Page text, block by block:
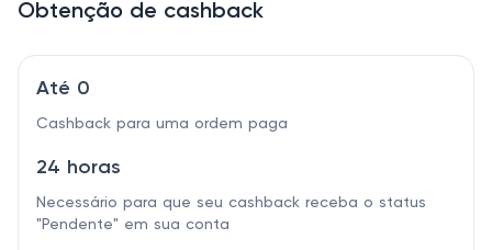
Obtenção de cashback
Até 0
Cashback para uma ordem paga
24 horas
Necessário para que seu cashback receba o status
"Pendente" em sua conta